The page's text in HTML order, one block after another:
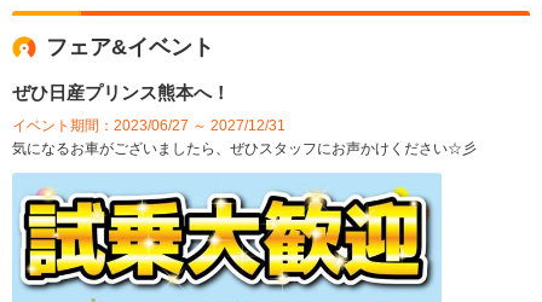
フェア&イベント
ぜひ日産プリンス熊本へ！
イベント期間：2023/06/27 ～ 2027/12/31
気になるお車がございましたら、ぜひスタッフにお声かけください☆彡